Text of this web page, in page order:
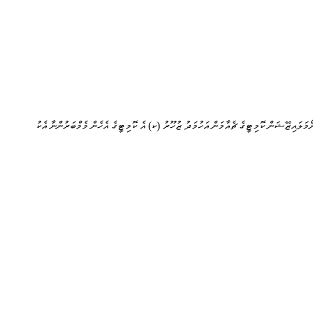
ކޮމިޓީގެ ޗެއާމަން އަހުމަދު ޒުހޫރު (ކ) އެ ކޮމިޓީގެ އެހެން މެމްބަރުންނާ އެކު